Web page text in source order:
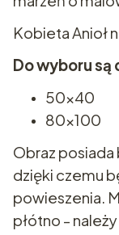
Kobieta Anioł
Do wyboru są
50x40
80x100
Obraz
dzięki czemu
powieszenia.
płótno -